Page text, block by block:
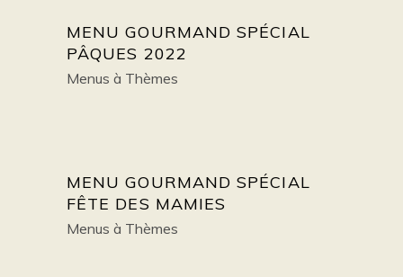
MENU GOURMAND SPÉCIAL
PÂQUES 2022
Menus à Thèmes
MENU GOURMAND SPÉCIAL
FÊTE DES MAMIES
Menus à Thèmes